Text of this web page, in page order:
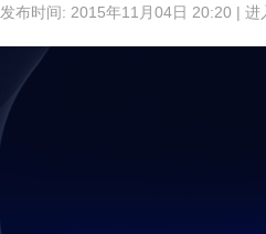
发布时间: 2015年11月04日 20:20 | 进